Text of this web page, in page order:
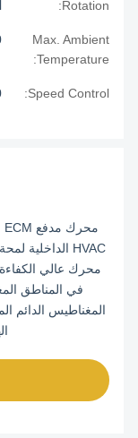
Rotation:
Max. Ambient
Temperature:
Speed Control: 0-10 فولت تحكم السرعة/PWM
محرك عالي الكفاءة
في المناطق
المغناطيس الدائم